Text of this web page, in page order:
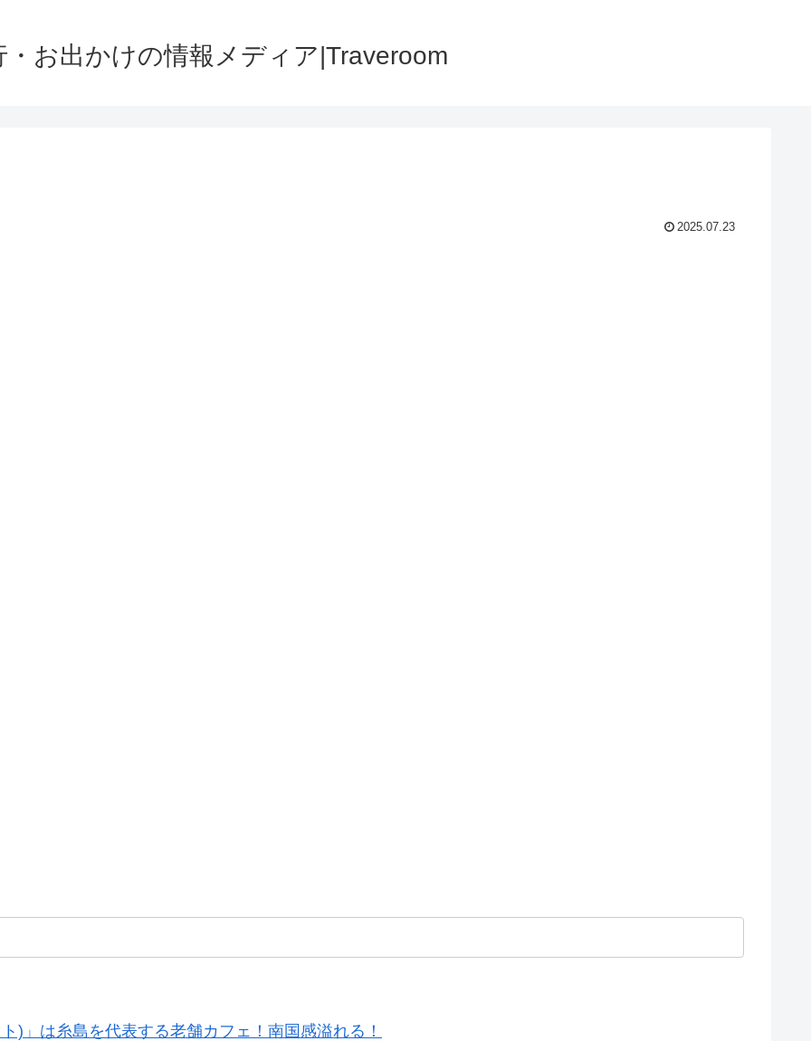
・お出かけの情報メディア|Traveroom
2025.07.23
)」は糸島を代表する老舗カフェ！南国感溢れる！